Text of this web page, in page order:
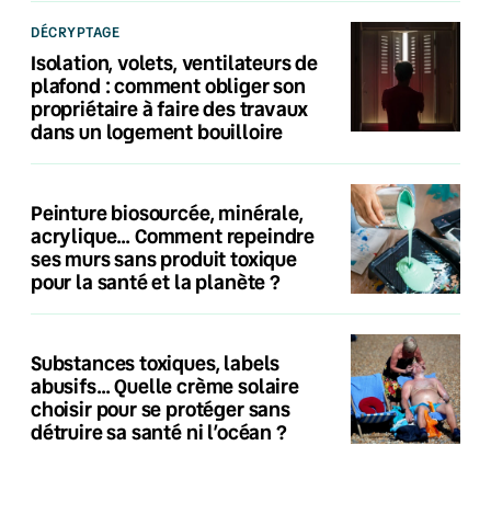
DÉCRYPTAGE
Isolation, volets, ventilateurs de
plafond : comment obliger son
propriétaire à faire des travaux
dans un logement bouilloire
Peinture biosourcée, minérale,
acrylique… Comment repeindre
ses murs sans produit toxique
pour la santé et la planète ?
Substances toxiques, labels
abusifs… Quelle crème solaire
choisir pour se protéger sans
détruire sa santé ni l’océan ?